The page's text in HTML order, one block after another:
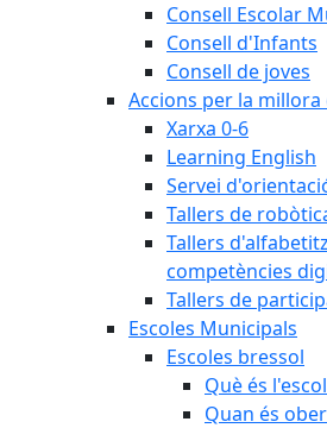
Consell Escolar
Consell d'Infants
Consell de joves
Accions per la
Xarxa 0-6
Learning English
Servei
Tallers de
Tallers
competències
Tallers de
Escoles Municipals
Escoles bressol
Què és
Quan és